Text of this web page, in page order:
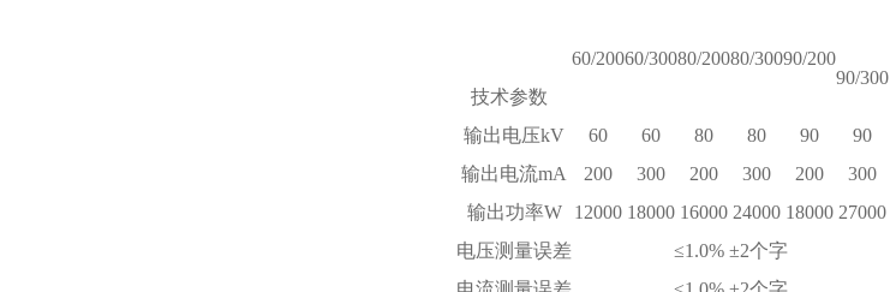
技术参数
60/20060/30080/20080/30090/200
90/300
输出电压kV 60 60 80 80 90
90
输出电流mA
200 300 200 300 200
300
输出功率W
12000 18000 16000 24000 18000 27000
电压测量误差
≤1.0% ±2个字